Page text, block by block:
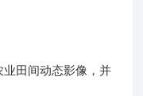
田间动态影像，并